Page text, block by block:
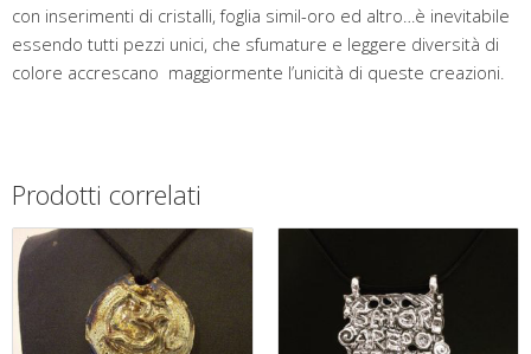
con inserimenti di cristalli, foglia simil-oro ed altro…è inevitabile
essendo tutti pezzi unici, che sfumature e leggere diversità di
colore accrescano maggiormente l’unicità di queste creazioni.
Prodotti correlati